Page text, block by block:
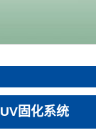
UV固化系统